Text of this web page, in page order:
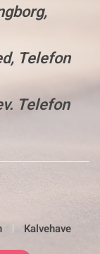
Telefon
Telefon
Kalvehave